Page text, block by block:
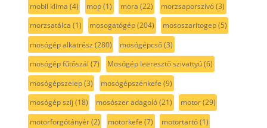
mobil klíma (4) mop(1) mora (22) morzsaporszívó(3)
morzsatálca (1) mosogatógép(204) mososzaritogep(5)
mosógép alkatrész (280) mosógépcső(3)
mosógép fűtőszál (7) Mosógép leeresztő szivattyú(6)
mosógépszelep(3) mosógépszénkefe (9)
mosógép szíj (18) mosószer adagoló(21) motor(29)
motorforgótányér(2) motorkefe (7) motortartó(1)